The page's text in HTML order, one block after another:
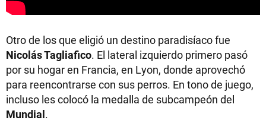
Otro de los que eligió un destino paradisíaco fue
Nicolás Tagliafico. El lateral izquierdo primero pasó
por su hogar en Francia, en Lyon, donde aprovechó
para reencontrarse con sus perros. En tono de juego,
incluso les colocó la medalla de subcampeón del
Mundial.